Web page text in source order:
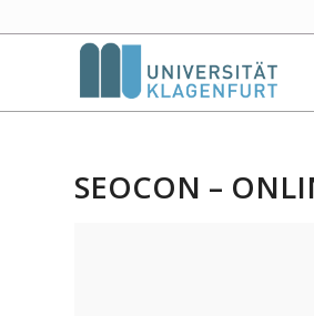
SEOCON –